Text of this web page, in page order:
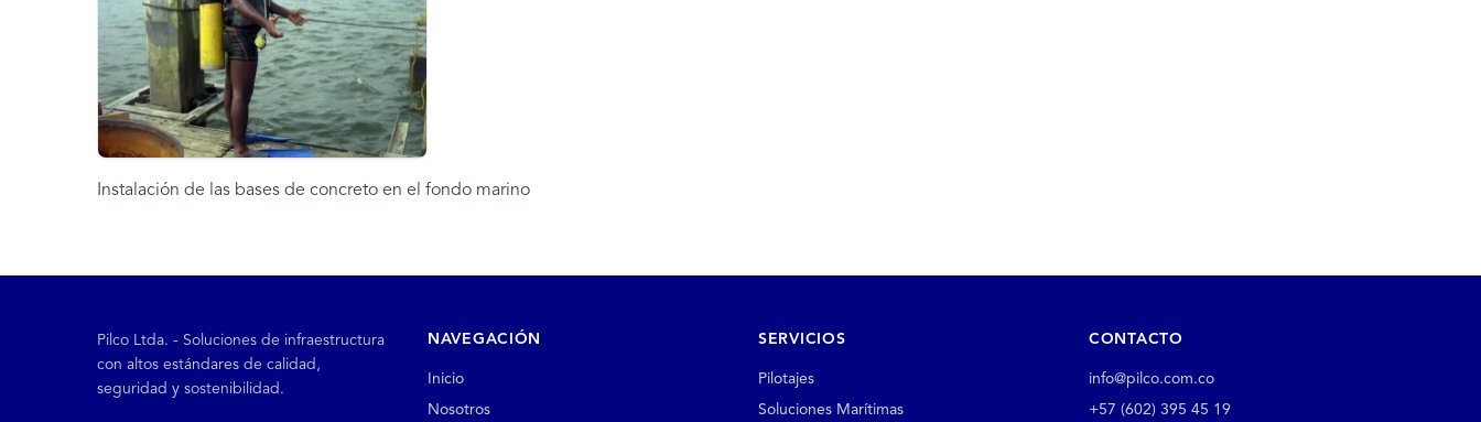
Instalación de las bases de concreto en el fondo marino
Pilco Ltda. - Soluciones de infraestructura
con altos estándares de calidad,
seguridad y sostenibilidad.
NAVEGACIÓN
Inicio
Nosotros
SERVICIOS
Pilotajes
Soluciones Marítimas
CONTACTO
info@pilco.com.co
+57 (602) 395 45 19